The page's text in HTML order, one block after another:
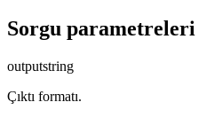
Sorgu parametreleri
outputstring
Çıktı formatı.